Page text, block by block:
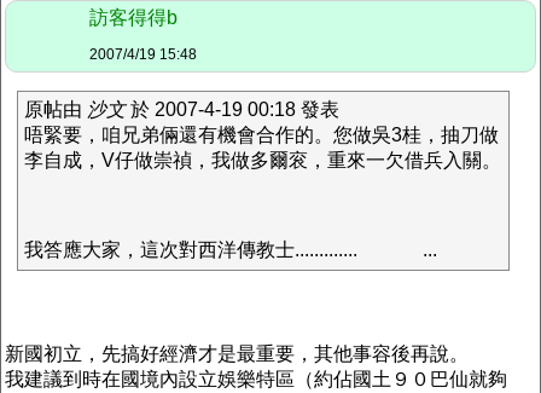
訪客得得b
2007/4/19 15:48
原帖由 沙文於 2007-4-19 00:18 發表
唔緊要，咱兄弟倆還有機會合作的。您做吳3桂，抽刀做
李自成，V仔做崇禎，我做多爾衮，重來一欠借兵入關。
我答應大家，這次對西洋傳教士............. ...
新國初立，先搞好經濟才是最重要，其他事容後再說。
我建議到時在國境內設立娛樂特區（約佔國土９０巴仙就夠